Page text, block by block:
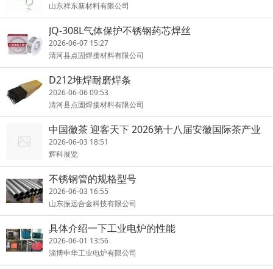
山东祥东新材料有限公司
JQ-308L气体保护不锈钢药芯焊丝
2026-06-07 15:27
清河县点固焊接材料有限公司
D212堆焊耐磨焊条
2026-06-06 09:53
清河县点固焊接材料有限公司
中国徽茶 迎客天下 2026第十八届安徽国际茶产业
博览会启幕
2026-06-03 18:51
辉科展览
不锈钢管的规格型号
2026-06-03 16:55
山东振远合金科技有限公司
具体介绍一下工业电炉的性能
2026-06-01 13:56
淄博申华工业电炉有限公司